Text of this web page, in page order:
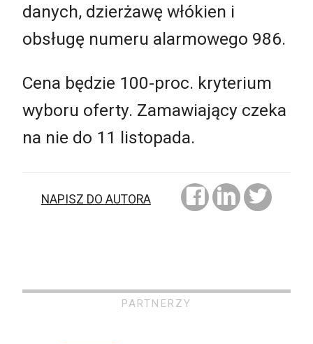
danych, dzierżawę włókien i
obsługę numeru alarmowego 986.
Cena będzie 100-proc. kryterium
wyboru oferty. Zamawiający czeka
na nie do 11 listopada.
NAPISZ DO AUTORA
PARTNERZY